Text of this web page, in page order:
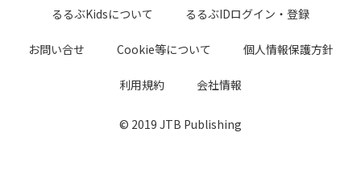
るるぶKidsについて るるぶIDログイン・登録
お問い合せ Cookie等について 個人情報保護方針
利用規約 会社情報
© 2019 JTB Publishing